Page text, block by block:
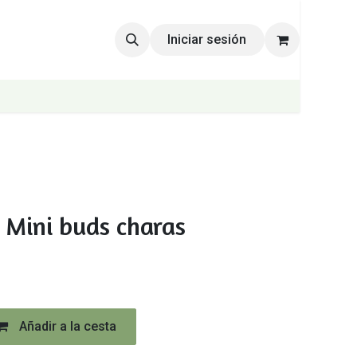
Iniciar sesión
Mini buds charas
Añadir a la cesta